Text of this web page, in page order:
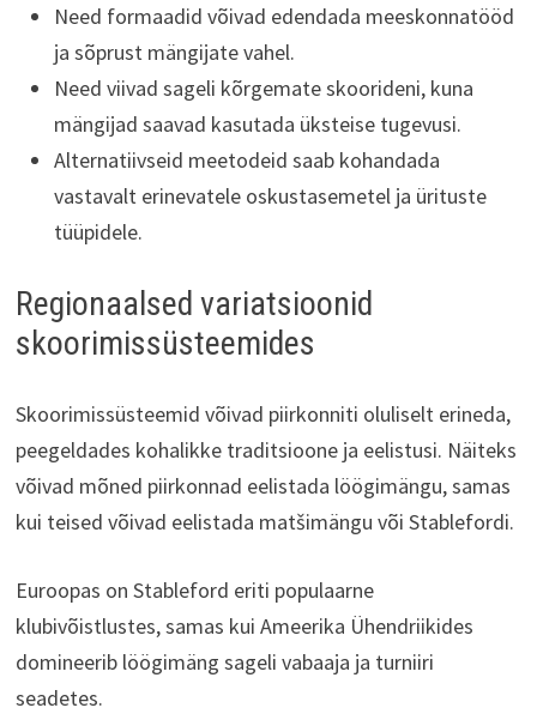
Need formaadid võivad edendada meeskonnatööd
ja sõprust mängijate vahel.
Need viivad sageli kõrgemate skoorideni, kuna
mängijad saavad kasutada üksteise tugevusi.
Alternatiivseid meetodeid saab kohandada
vastavalt erinevatele oskustasemetel ja ürituste
tüüpidele.
Regionaalsed variatsioonid
skoorimissüsteemides
Skoorimissüsteemid võivad piirkonniti oluliselt erineda,
peegeldades kohalikke traditsioone ja eelistusi. Näiteks
võivad mõned piirkonnad eelistada löögimängu, samas
kui teised võivad eelistada matšimängu või Stablefordi.
Euroopas on Stableford eriti populaarne
klubivõistlustes, samas kui Ameerika Ühendriikides
domineerib löögimäng sageli vabaaja ja turniiri
seadetes.